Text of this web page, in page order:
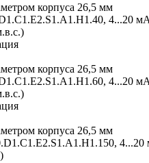
корпуса 26,5 мм
4...20
корпуса 26,5 мм
4...20
корпуса 26,5 мм